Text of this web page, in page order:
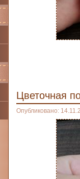
Цветочная
Опубликовано: